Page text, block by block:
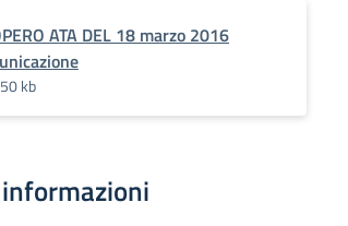
ATA DEL 18 marzo 2016
kb